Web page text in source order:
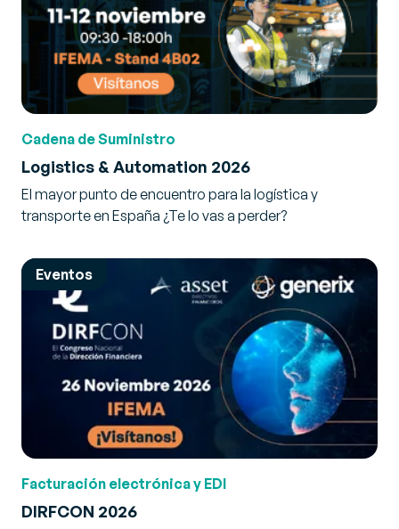
Cadena de Suministro
Logistics & Automation 2026
El mayor punto de encuentro para la logística y
transporte en España ¿Te lo vas a perder?
Eventos
Facturación electrónica y EDI
DIRFCON 2026